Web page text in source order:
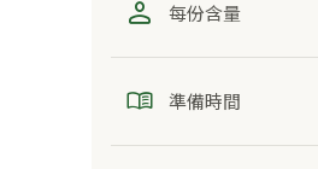
每份含量
準備時間